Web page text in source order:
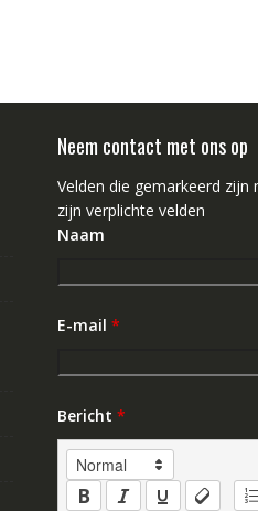
Neem contact met ons op
Velden die gemarkeerd zijn
zijn verplichte velden
Naam
E-mail *
Bericht *